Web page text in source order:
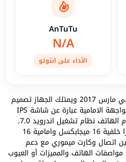
AnTuTu
N/A
الأداء على انتوتو
Tecno Camon CX تم إطلاقه في مارس 2017 ويمتلك الجهاز تصميم
أنيق متوفر بثلاثة الوان مميزة. الواجهة الامامية عبارة عن شاشة IPS
LCD بحجم 5.5 بوصة كما يستخدم الهاتف نظام تشغيل اندرويد 7.0.
بالإضافة إلى ذلك يأتي مع كاميرا خلفية 16 ميجابكسل وامامية 16
اتصال وكارت ميموري مع دعم
الهاتف والمميزات أو العيوب